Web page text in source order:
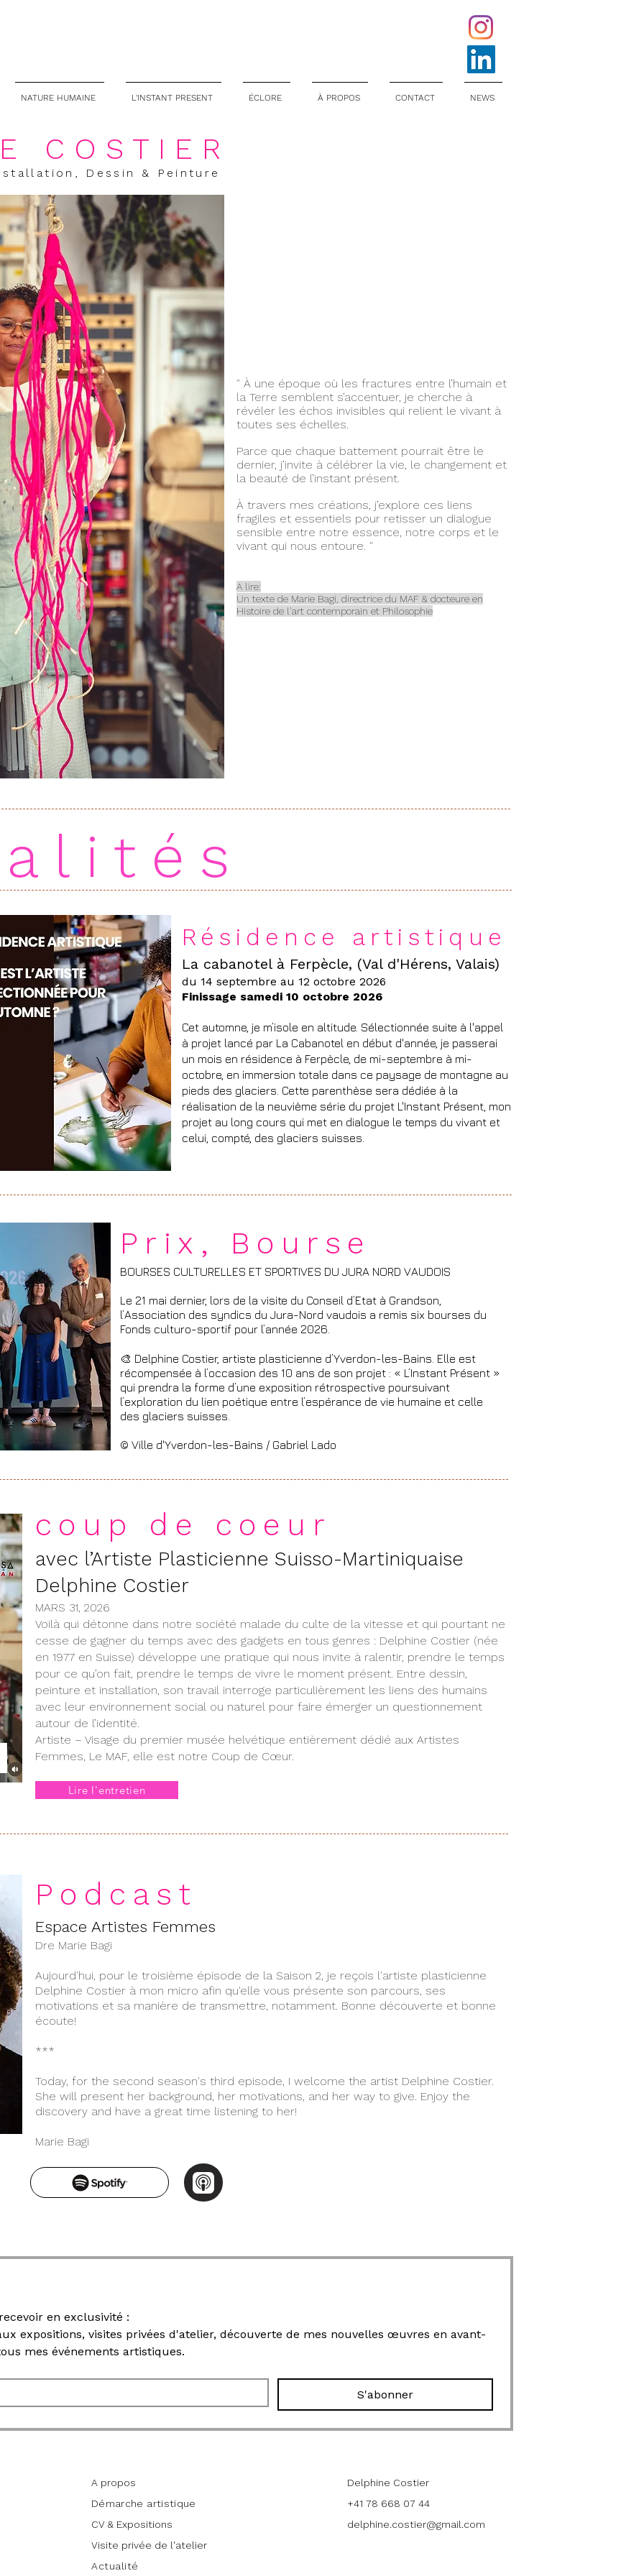
NATURE HUMAINE L'INSTANT PRESENT ÉCLORE À PROPOS CONTACT NEWS
COSTIER
Dessin & Peinture
" À une époque où les fractures entre l’humain et
la Terre semblent s’accentuer, je cherche à
révéler les échos invisibles qui relient le vivant à
toutes ses échelles.
Parce que chaque battement pourrait être le
dernier, j’invite à célébrer la vie, le changement et
la beauté de l’instant présent.
À travers mes créations, j’explore ces liens
fragiles et essentiels pour retisser un dialogue
sensible entre notre essence, notre corps et le
vivant qui nous entoure. "
A lire:
Un texte de Marie Bagi, directrice du MAF & docteure en
Histoire de l'art contemporain et Philosophie
Programmer un rdv pour une visite d'atelier
Résidence artistique
La cabanotel à Ferpècle, (Val d'Hérens, Valais)
du 14 septembre au 12 octobre 2026
Finissage samedi 10 octobre 2026
Cet automne, je m’isole en altitude. Sélectionnée suite à l'appel
à projet lancé par La Cabanotel en début d'année, je passerai
un mois en résidence à Ferpècle, de mi-septembre à mi-
octobre, en immersion totale dans ce paysage de montagne au
pieds des glaciers. Cette parenthèse sera dédiée à la
réalisation de la neuvième série du projet L'Instant Présent, mon
projet au long cours qui met en dialogue le temps du vivant et
celui, compté, des glaciers suisses.
Prix, Bourse
BOURSES CULTURELLES ET SPORTIVES DU JURA NORD VAUDOIS
Le 21 mai dernier, lors de la visite du Conseil d’Etat à Grandson,
l’Association des syndics du Jura-Nord vaudois a remis six bourses du
Fonds culturo-sportif pour l’année 2026.
🎨 Delphine Costier, artiste plasticienne d’Yverdon-les-Bains. Elle est
récompensée à l’occasion des 10 ans de son projet : « L’Instant Présent »
qui prendra la forme d’une exposition rétrospective poursuivant
l’exploration du lien poétique entre l’espérance de vie humaine et celle
des glaciers suisses.
© Ville d'Yverdon-les-Bains / Gabriel Lado
coup de coeur
avec l’Artiste Plasticienne Suisso-Martiniquaise
Delphine Costier
MARS 31, 2026​
Voilà qui détonne dans notre société malade du culte de la vitesse et qui pourtant ne
cesse de gagner du temps avec des gadgets en tous genres : Delphine Costier (née
en 1977 en Suisse) développe une pratique qui nous invite à ralentir, prendre le temps
pour ce qu’on fait, prendre le temps de vivre le moment présent. Entre dessin,
peinture et installation, son travail interroge particulièrement les liens des humains
avec leur environnement social ou naturel pour faire émerger un questionnement
autour de l’identité.
Artiste – Visage du premier musée helvétique entièrement dédié aux Artistes
Femmes, Le MAF, elle est notre Coup de Cœur.
Lire l'entretien
Podcast
Espace Artistes Femmes
Dre Marie Bagi
Aujourd'hui, pour le troisième épisode de la Saison 2, je reçois l'artiste plasticienne
Delphine Costier à mon micro afin qu'elle vous présente son parcours, ses
motivations et sa manière de transmettre, notamment. Bonne découverte et bonne
écoute!
***
Today, for the second season's third episode, I welcome the artist Delphine Costier.
She will present her background, her motivations, and her way to give. Enjoy the
discovery and have a great time listening to her!
Marie Bagi
expositions, visites privées d'atelier, découverte de mes nouvelles œuvres en avant-
mes événements artistiques.
S'abonner
A propos
Démarche artistique
CV & Expositions
Visite privée de l'atelier
Actualité
Delphine Costier
+41 78 668 07 44
delphine.costier@gmail.com